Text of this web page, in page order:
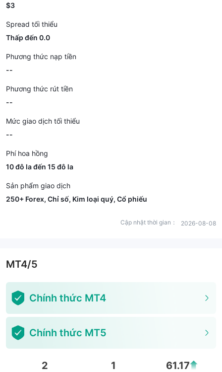
$3
Spread tối thiểu
Thấp đến 0.0
Phương thức nạp tiền
--
Phương thức rút tiền
--
Mức giao dịch tối thiểu
--
Phí hoa hồng
10 đô la đến 15 đô la
Sản phẩm giao dịch
250+ Forex, Chỉ số, Kim loại quý, Cổ phiếu
Cập nhật thời gian： 2026-08-08
MT4/5
Chính thức MT4
Chính thức MT5
2 1 61.17